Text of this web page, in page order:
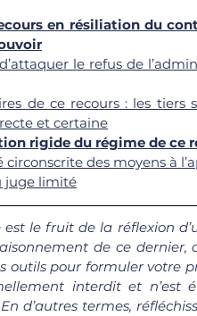
en résiliation du
le refus de
de ce recours : les tiers
et certaine
rigide du régime de ce
circonscrite des moyens à
juge limité
est le fruit de la réflexion
de ce
outils pour formuler votre
interdit et n’est
d’autres termes,